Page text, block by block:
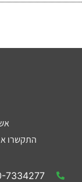
התקשרו
7334277